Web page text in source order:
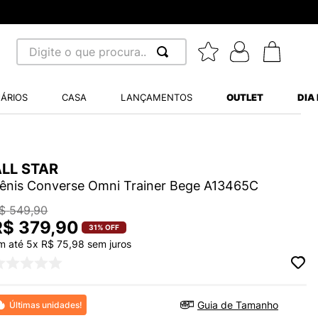
Digite o que procura...
CASA LANÇAMENTOS OUTLET DIA
STAR
Converse Omni Trainer Bege A13465C
549,90
379,90 31% OFF
até 5x R$ 75,98 sem juros
Últimas unidades! Guia de Tamanho
BALANCE 530
WHITE